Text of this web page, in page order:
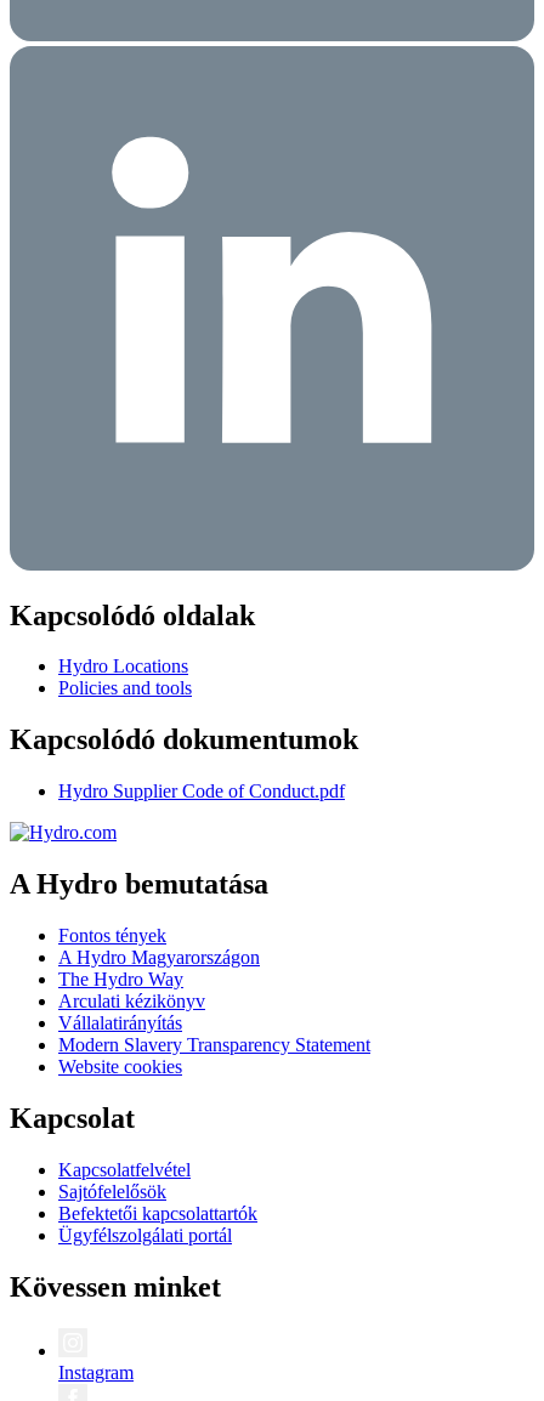
Kapcsolódó oldalak
Hydro Locations
Policies and tools
Kapcsolódó dokumentumok
Hydro Supplier Code of Conduct.pdf
A Hydro bemutatása
Fontos tények
A Hydro Magyarországon
The Hydro Way
Arculati kézikönyv
Vállalatirányítás
Modern Slavery Transparency Statement
Website cookies
Kapcsolat
Kapcsolatfelvétel
Sajtófelelősök
Befektetői kapcsolattartók
Ügyfélszolgálati portál
Kövessen minket
Instagram